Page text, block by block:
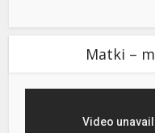
Matki –